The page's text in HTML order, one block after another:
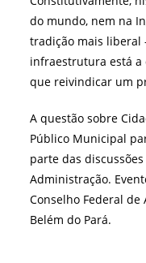
do mundo, nem na
tradição mais liberal
infraestrutura está a
que reivindicar um
A questão sobre
Público Municipal
parte das
Administração.
Conselho Federal
Belém do Pará.